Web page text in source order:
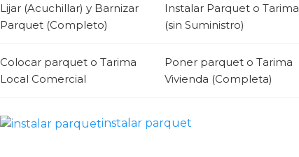
Lijar (Acuchillar) y Barnizar
Parquet (Completo)
Instalar Parquet o Tarima
(sin Suministro)
Colocar parquet o Tarima
Local Comercial
Poner parquet o Tarima
Vivienda (Completa)
instalar parquet